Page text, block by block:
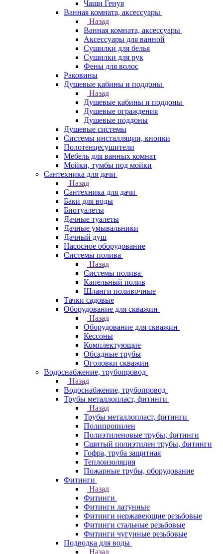
Чаши Генуя
Ванная комната, аксессуары
Назад
Ванная комната, аксессуары
Аксессуары для ванной
Сушилки для белья
Сушилки для рук
Фены для волос
Раковины
Душевые кабины и поддоны
Назад
Душевые кабины и поддоны
Душевые ограждения
Душевые поддоны
Душевые системы
Системы инсталляции, кнопки
Полотенцесушители
Мебель для ванных комнат
Мойки, тумбы под мойки
Сантехника для дачи
Назад
Сантехника для дачи
Баки для воды
Биотуалеты
Дачные туалеты
Дачные умывальники
Дачный душ
Насосное оборудование
Системы полива
Назад
Системы полива
Капельный полив
Шланги поливочные
Тачки садовые
Оборудование для скважин
Назад
Оборудование для скважин
Кессоны
Комплектующие
Обсадные трубы
Оголовки скважин
Водоснабжение, трубопровод
Назад
Водоснабжение, трубопровод
Трубы металлопласт, фитинги
Назад
Трубы металлопласт, фитинги
Полипропилен
Полиэтиленовые трубы, фитинги
Сшитый полиэтилен трубы, фитинги
Гофра, труба защитная
Теплоизоляция
Пожарные трубы, оборудование
Фитинги
Назад
Фитинги
Фитинги латунные
Фитинги нержавеющие резьбовые
Фитинги стальные резьбовые
Фитинги чугунные резьбовые
Подводка для воды
Назад